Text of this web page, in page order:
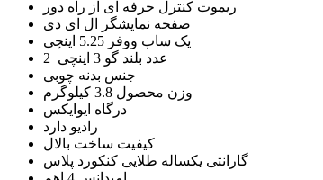
ریموت کنترل حرفه ای از راه دور
صفحه نمایشگر ال ای دی
یک ساب ووفر 5.25 اینچی
2 عدد بلند گو 3 اینچی
جنس بدنه چوبی
وزن محصول 3.8 کیلوگرم
درگاه ایوایکس
رادیو دارد
کیفیت ساخت بالال
گارانتی یکساله طلایی کنکورد پلاس